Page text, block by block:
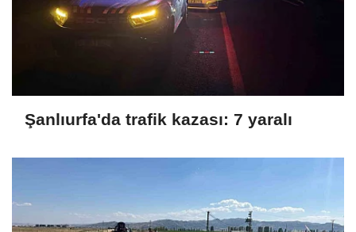
Şanlıurfa'da trafik kazası: 7 yaralı